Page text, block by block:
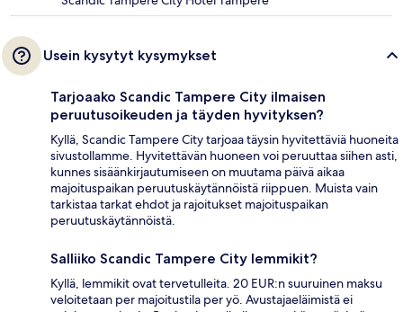
Usein kysytyt kysymykset
Tarjoaako Scandic Tampere City ilmaisen
peruutusoikeuden ja täyden hyvityksen?
Kyllä, Scandic Tampere City tarjoaa täysin hyvitettäviä huoneita
sivustollamme. Hyvitettävän huoneen voi peruuttaa siihen asti,
kunnes sisäänkirjautumiseen on muutama päivä aikaa
majoituspaikan peruutuskäytännöistä riippuen. Muista vain
tarkistaa tarkat ehdot ja rajoitukset majoituspaikan
peruutuskäytännöistä.
Salliiko Scandic Tampere City lemmikit?
Kyllä, lemmikit ovat tervetulleita. 20 EUR:n suuruinen maksu
veloitetaan per majoitustila per yö. Avustajaeläimistä ei